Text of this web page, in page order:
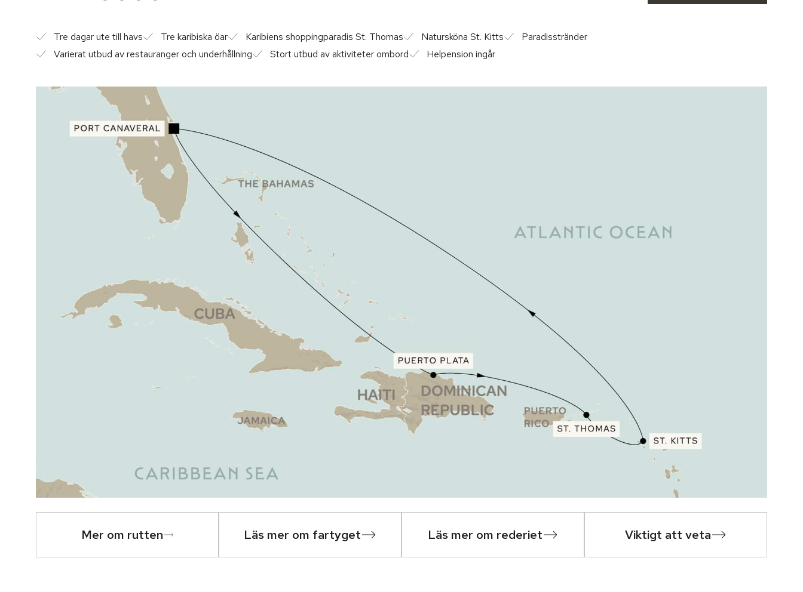
Tre dagar ute till havs Tre karibiska öar Karibiens shoppingparadis St. Thomas Natursköna St. Kitts
Paradisstränder
Varierat utbud av restauranger och underhållning
Stort utbud av aktiviteter ombord Helpension ingår
Mer om rutten Läs mer om fartyget Läs mer om rederiet Viktigt att veta